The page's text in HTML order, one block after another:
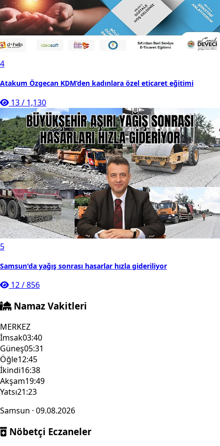
4
Atakum Özgecan KDM’den kadınlara özel eticaret eğitimi
13/ 1,130
5
Samsun'da yağış sonrası hasarlar hızla gideriliyor
12/856
Namaz Vakitleri
MERKEZ
İmsak03:40
Güneş05:31
Öğle12:45
İkindi16:38
Akşam19:49
Yatsı21:23
Samsun · 09.08.2026
Nöbetçi Eczaneler